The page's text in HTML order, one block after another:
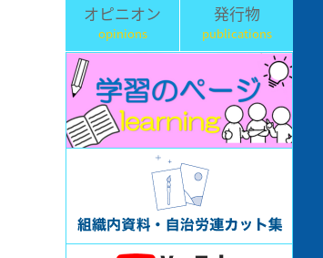
オピニオン
opinions
発行物
publications